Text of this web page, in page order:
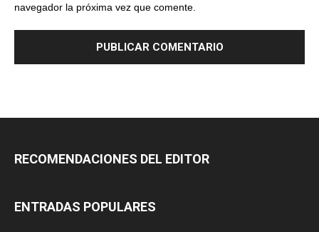
navegador la próxima vez que comente.
RECOMENDACIONES DEL EDITOR
ENTRADAS POPULARES